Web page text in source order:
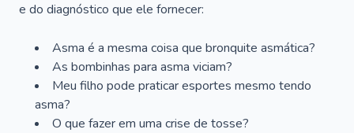
e do diagnóstico que ele fornecer:
Asma é a mesma coisa que bronquite asmática?
As bombinhas para asma viciam?
Meu filho pode praticar esportes mesmo tendo
asma?
O que fazer em uma crise de tosse?